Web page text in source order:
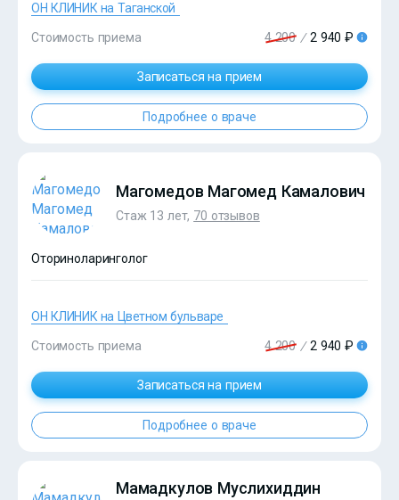
ОН КЛИНИК на Таганской
Стоимость приема 4 200 / 2 940 ₽
Записаться на прием
Подробнее о враче
?>
Магомедов Магомед Камалович
Стаж 13 лет, 70 отзывов
Оториноларинголог
ОН КЛИНИК на Цветном бульваре
Стоимость приема 4 200 / 2 940 ₽
Записаться на прием
Подробнее о враче
Мамадкулов Муслихиддин